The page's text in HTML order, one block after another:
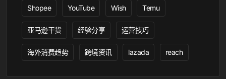
Shopee YouTube Wish Temu
亚马逊干货 经验分享 运营技巧
海外消费趋势 跨境资讯 lazada reach